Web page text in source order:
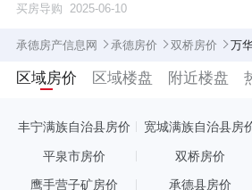
买房导购 2025-06-10
承德房产信息网 承德房价 双桥房价 万
区域房价 区域楼盘 附近楼盘
丰宁满族自治县房价 宽城满族自治县房
平泉市房价 双桥房价
鹰手营子矿房价 承德县房价